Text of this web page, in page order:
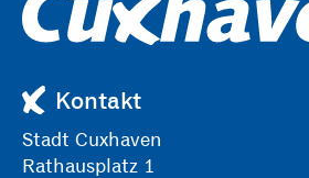
Kontakt
Stadt Cuxhaven
Rathausplatz 1